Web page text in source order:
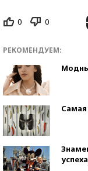
0 0
РЕКОМЕНДУЕМ:
Самая